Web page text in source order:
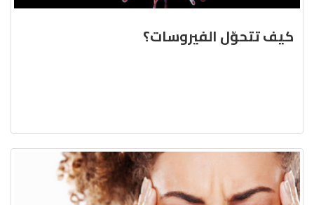
كيف تتحوّل الفيروسات؟